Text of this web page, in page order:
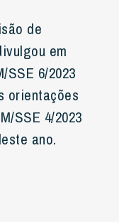
de
em
SSE 6/2023
orientações
SSE 4/2023
ano.